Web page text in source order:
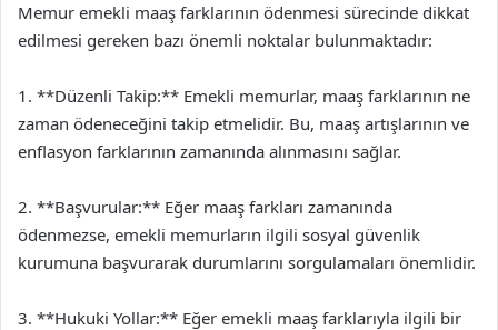
Memur emekli maaş farklarının ödenmesi sürecinde dikkat
edilmesi gereken bazı önemli noktalar bulunmaktadır:
1. **Düzenli Takip:** Emekli memurlar, maaş farklarının ne
zaman ödeneceğini takip etmelidir. Bu, maaş artışlarının ve
enflasyon farklarının zamanında alınmasını sağlar.
2. **Başvurular:** Eğer maaş farkları zamanında
ödenmezse, emekli memurların ilgili sosyal güvenlik
kurumuna başvurarak durumlarını sorgulamaları önemlidir.
3. **Hukuki Yollar:** Eğer emekli maaş farklarıyla ilgili bir